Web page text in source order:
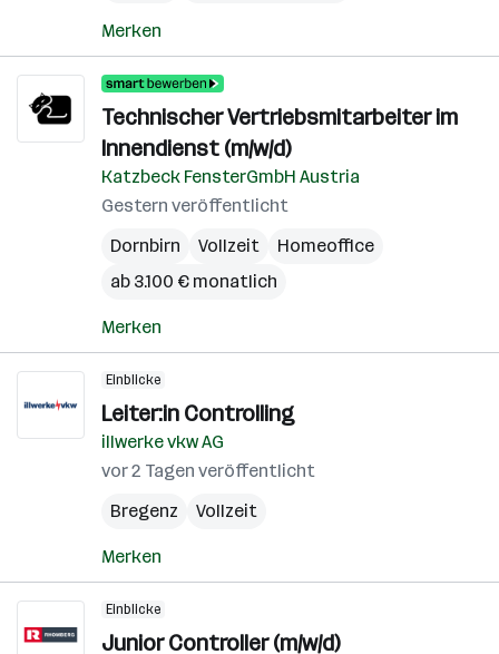
Merken
Technischer Vertriebsmitarbeiter im
Innendienst (m/w/d)
Katzbeck FensterGmbH Austria
Gestern veröffentlicht
Dornbirn
Vollzeit
Homeoffice
ab 3.100 € monatlich
Merken
Einblicke
Leiter:in Controlling
illwerke vkw AG
vor 2 Tagen veröffentlicht
Bregenz
Vollzeit
Merken
Einblicke
Junior Controller (m/w/d)